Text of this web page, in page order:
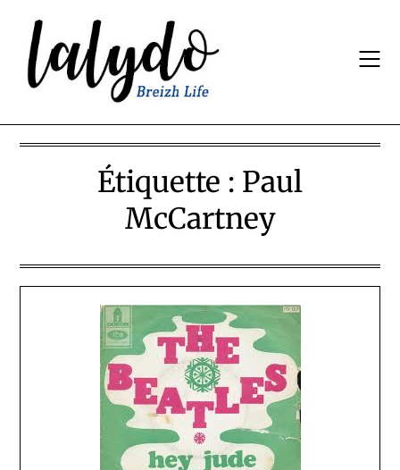
content
Étiquette : Paul
McCartney